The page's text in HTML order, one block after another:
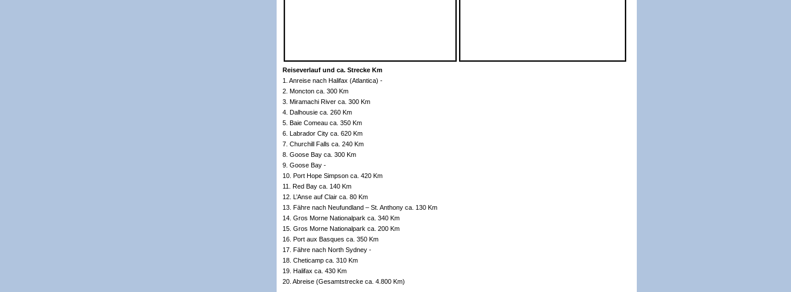
Reiseverlauf und ca. Strecke Km
1. Anreise nach Halifax (Atlantica) -
2. Moncton ca. 300 Km
3. Miramachi River ca. 300 Km
4. Dalhousie ca. 260 Km
5. Baie Comeau ca. 350 Km
6. Labrador City ca. 620 Km
7. Churchill Falls ca. 240 Km
8. Goose Bay ca. 300 Km
9. Goose Bay -
10. Port Hope Simpson ca. 420 Km
11. Red Bay ca. 140 Km
12. L’Anse auf Clair ca. 80 Km
13. Fähre nach Neufundland – St. Anthony ca. 130 Km
14. Gros Morne Nationalpark ca. 340 Km
15. Gros Morne Nationalpark ca. 200 Km
16. Port aux Basques ca. 350 Km
17. Fähre nach North Sydney -
18. Cheticamp ca. 310 Km
19. Halifax ca. 430 Km
20. Abreise (Gesamtstrecke ca. 4.800 Km)